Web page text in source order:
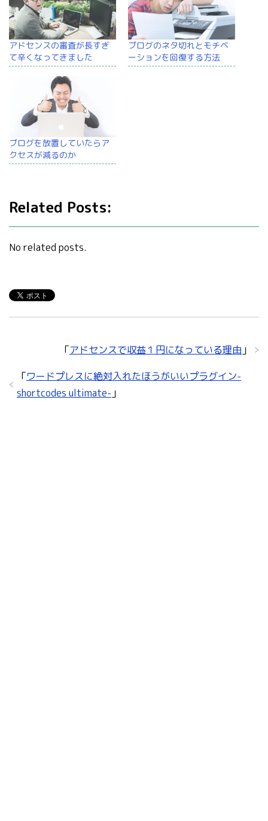
アドセンスの審査が長すぎ
て辛くなってきました
ブログのネタ切れとモチベ
ーションを回復する方法
ブログを放置していたらア
クセスが減るのか
Related Posts:
No related posts.
「アドセンスで収益１円になっている理由 」
「ワードプレスに絶対入れたほうがいいプラグイン-
shortcodes ultimate- 」